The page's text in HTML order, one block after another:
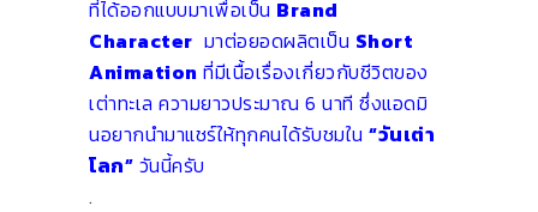
ที่ได้ออกแบบมาเพื่อเป็น Brand
Character มาต่อยอดผลิตเป็น Short
Animation ที่มีเนื้อเรื่องเกี่ยวกับชีวิตของ
เต่าทะเล ความยาวประมาณ 6 นาที ซึ่งแอดมิ
นอยากนำมาแชร์ให้ทุกคนได้รับชมใน “วันเต่า
โลก” วันนี้ครับ
.